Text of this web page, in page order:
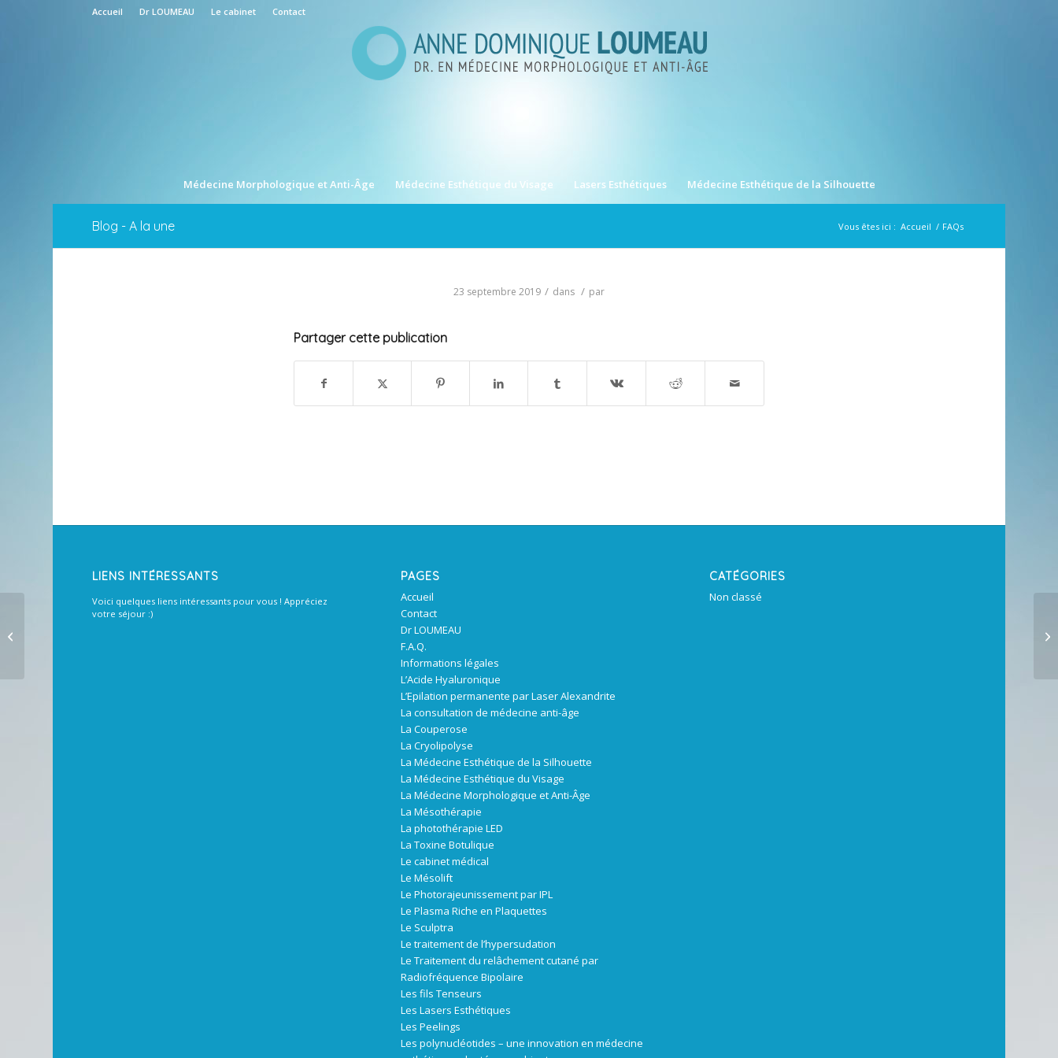
Accueil Dr LOUMEAU Le cabinet Contact
Médecine Morphologique et Anti-Âge Médecine Esthétique du Visage Lasers Esthétiques Médecine Esthétique de la Silhouette
Blog - A la une Vous êtes ici : Accueil / FAQs
23 septembre 2019 / dans / par
Partager cette publication
LIENS INTÉRESSANTS
Voici quelques liens intéressants pour vous ! Appréciez
votre séjour :)
PAGES
Accueil
Contact
Dr LOUMEAU
F.A.Q.
Informations légales
L’Acide Hyaluronique
L’Epilation permanente par Laser Alexandrite
La consultation de médecine anti-âge
La Couperose
La Cryolipolyse
La Médecine Esthétique de la Silhouette
La Médecine Esthétique du Visage
La Médecine Morphologique et Anti-Âge
La Mésothérapie
La photothérapie LED
La Toxine Botulique
Le cabinet médical
Le Mésolift
Le Photorajeunissement par IPL
Le Plasma Riche en Plaquettes
Le Sculptra
Le traitement de l’hypersudation
Le Traitement du relâchement cutané par
Radiofréquence Bipolaire
Les fils Tenseurs
Les Lasers Esthétiques
Les Peelings
Les polynucléotides – une innovation en médecine
CATÉGORIES
Non classé